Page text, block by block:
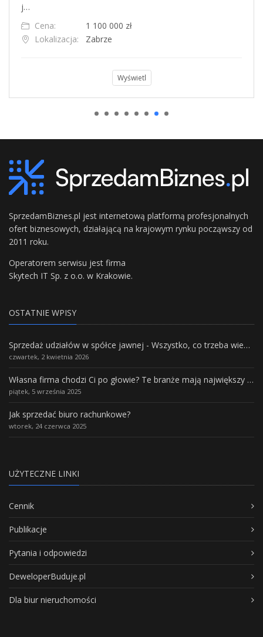
j…
Cena:
1 100 000 zł
Lokalizacja:
Zabrze
Wyświetl
SprzedamBiznes.pl jest internetową platformą profesjonalnych
ofert biznesowych, działającą na krajowym rynku począwszy od
2011 roku.
Operatorem serwisu jest firma
Skytech IT Sp. z o.o. w Krakowie.
OSTATNIE WPISY
Sprzedaż udziałów w spółce jawnej - Wszystko, co trzeba wiedzieć.
czwartek, 2 kwietnia 2026
Własna firma chodzi Ci po głowie? Te branże mają największy potencjał rozwoju
piątek, 5 września 2025
Jak sprzedać biuro rachunkowe?
wtorek, 24 czerwca 2025
UŻYTECZNE LINKI
Cennik
Publikacje
Pytania i odpowiedzi
DeweloperBuduje.pl
Dla biur nieruchomości